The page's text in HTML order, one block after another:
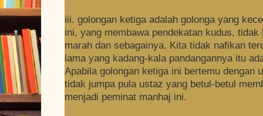
iii. golongan ketiga adalah golonga yang
ini, yang membawa pendekatan kudus,
marah dan sebagainya. Kita tidak nafikan
lama yang kadang-kala pandangannya itu
Apabila golongan ketiga ini bertemu dengan
tidak jumpa pula ustaz yang betul-betul
menjadi peminat manhaj ini.